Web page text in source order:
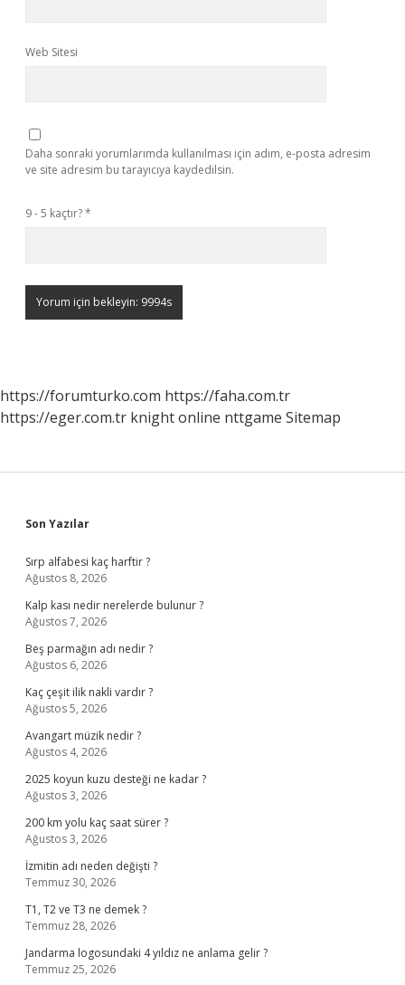
Web Sitesi
Daha sonraki yorumlarımda kullanılması için adım, e-posta adresim
ve site adresim bu tarayıcıya kaydedilsin.
9 - 5 kaçtır?*
https://forumturko.com https://faha.com.tr
https://eger.com.tr knight online nttgame Sitemap
Sidebar
Son Yazılar
Sırp alfabesi kaç harftir ?
Ağustos 8, 2026
Kalp kası nedir nerelerde bulunur ?
Ağustos 7, 2026
Beş parmağın adı nedir ?
Ağustos 6, 2026
Kaç çeşit ilik nakli vardır ?
Ağustos 5, 2026
Avangart müzik nedir ?
Ağustos 4, 2026
2025 koyun kuzu desteği ne kadar ?
Ağustos 3, 2026
200 km yolu kaç saat sürer ?
Ağustos 3, 2026
İzmitin adı neden değişti ?
Temmuz 30, 2026
T1, T2 ve T3 ne demek ?
Temmuz 28, 2026
Jandarma logosundaki 4 yıldız ne anlama gelir ?
Temmuz 25, 2026